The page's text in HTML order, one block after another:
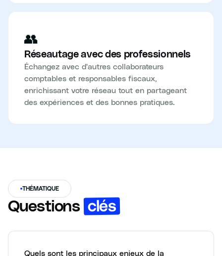
👥
Réseautage avec des professionnels
Échangez avec d'autres collaborateurs
comptables et responsables fiscaux,
enrichissant votre réseau tout en partageant
des expériences et des bonnes pratiques.
THÉMATIQUE
Questions clés
Quels sont les principaux enjeux de la